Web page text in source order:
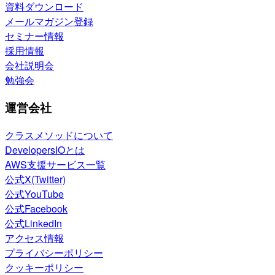
資料ダウンロード
メールマガジン登録
セミナー情報
採用情報
会社説明会
勉強会
運営会社
クラスメソッドについて
DevelopersIOとは
AWS支援サービス一覧
公式X(Twitter)
公式YouTube
公式Facebook
公式LinkedIn
アクセス情報
プライバシーポリシー
クッキーポリシー